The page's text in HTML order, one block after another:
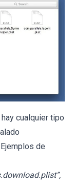
cualquier tipo
de